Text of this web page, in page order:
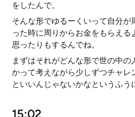
をしたんで。
そんな形でゆるーくいって自分が
った時に周りからお金をもらえる
思ったりもするんでね。
まずはそれがどんな形で世の中の
かって考えながら少しずつチャレ
といいんじゃないかなというふう
15:02